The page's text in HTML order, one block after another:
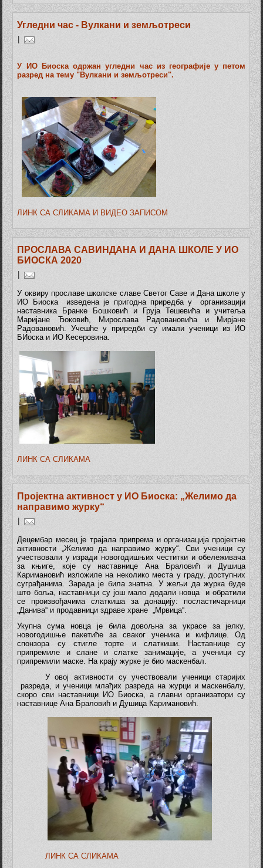
Угледни час - Вулкани и земљотреси
У ИО Биоска одржан угледни час из географије у петом
разред на тему "Вулкани и земљотреси".
ЛИНК СА СЛИКАМА И ВИДЕО ЗАПИСОМ
ПРОСЛАВА САВИНДАНА И ДАНА ШКОЛЕ У ИО
БИОСКА 2020
У оквиру прославе школске славе Светог Саве и Дана школе у
ИО Биоска изведена је пригодна приредба у организацији
наставника Бранке Бошковић и Груја Тешевића и учитеља
Маријане Ђоковић, Мирослава Радовановића и Мирјане
Радовановић. Учешће у приредби су имали ученици из ИО
БИоска и ИО Кесеровина.
ЛИНК СА СЛИКАМА
Пројектна активност у ИО Биоска: „Желимо да
направимо журку“
Децембар месец је трајала припрема и организација пројектне
активности „Желимо да направимо журку“. Сви ученици су
учествовали у изради новогодишњих честитки и обележивача
за књиге, које су наставнице Ана Браловић и Душица
Каримановић изложиле на неколико места у граду, доступних
суграђанима. Зарада је била знатна. У жељи да журка буде
што боља, наставници су још мало додали новца и обратили
се произвођачима слаткиша за донацију: посластичарници
„Данива“ и продавници здраве хране „Мрвица“.
Укупна сума новца је била довољна за украсе за јелку,
новогодишње пакетиће за сваког ученика и кифлице. Од
спонзора су стигле торте и слаткиши. Наставнице су
припремиле и слане и слатке занимације, а ученици су
припремили маске. На крају журке је био маскенбал.
У овој активности су учествовали ученици старијих
разреда, и ученици млађих разреда на журци и маскенбалу,
скоро сви наставници ИО Биоска, а главни организатори су
наставнице Ана Браловић и Душица Каримановић.
ЛИНК СА СЛИКАМА